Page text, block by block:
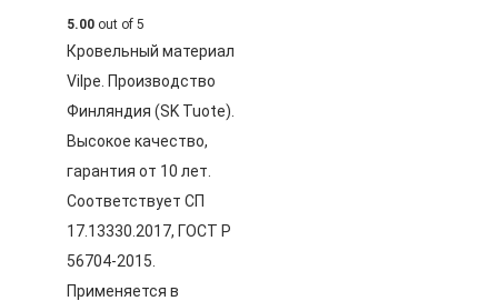
5.00 out of 5
Кровельный материал
Vilpe. Производство
Финляндия (SK Tuote).
Высокое качество,
гарантия от 10 лет.
Соответствует СП
17.13330.2017, ГОСТ Р
56704-2015.
Применяется в